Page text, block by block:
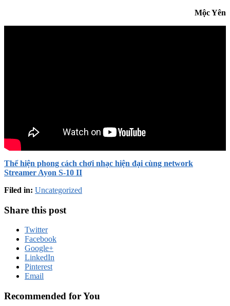
Mộc Yên
Thể hiện phong cách chơi nhạc hiện đại cùng network
Streamer Ayon S-10 II
Filed in: Uncategorized
Share this post
Twitter
Facebook
Google+
LinkedIn
Pinterest
Email
Recommended for You